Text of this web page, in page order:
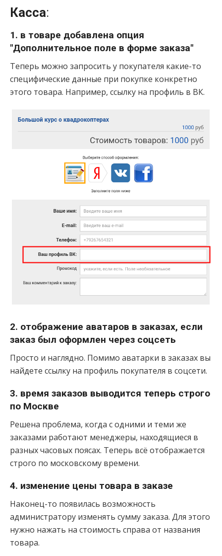
Касса:
1. в товаре добавлена опция
"Дополнительное поле в форме заказа"
Теперь можно запросить у покупателя какие-то
специфические данные при покупке конкретно
этого товара. Например, ссылку на профиль в ВК.
2. отображение аватаров в заказах, если
заказ был оформлен через соцсеть
Просто и наглядно. Помимо аватарки в заказах вы
найдете ссылку на профиль покупателя в соцсети.
3. время заказов выводится теперь строго
по Москве
Решена проблема, когда с одними и теми же
заказами работают менеджеры, находящиеся в
разных часовых поясах. Теперь всё отображается
строго по московскому времени.
4. изменение цены товара в заказе
Наконец-то появилась возможность
администратору изменять сумму заказа. Для этого
нужно нажать на стоимость справа от названия
товара.